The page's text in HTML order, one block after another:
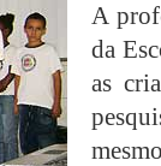
A
da
as